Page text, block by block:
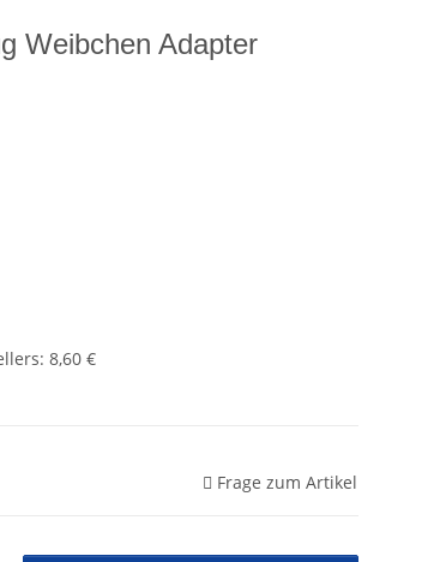
Weibchen Adapter
: 8,60 €
Frage zum Artikel